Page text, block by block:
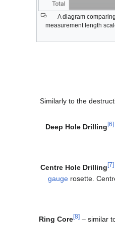
A diagram
measurement length
Similarly to the
Deep Hole Drilling
[6]
Centre Hole Drilling
[7]
gaugerosette.
Ring Core
[8]– similar